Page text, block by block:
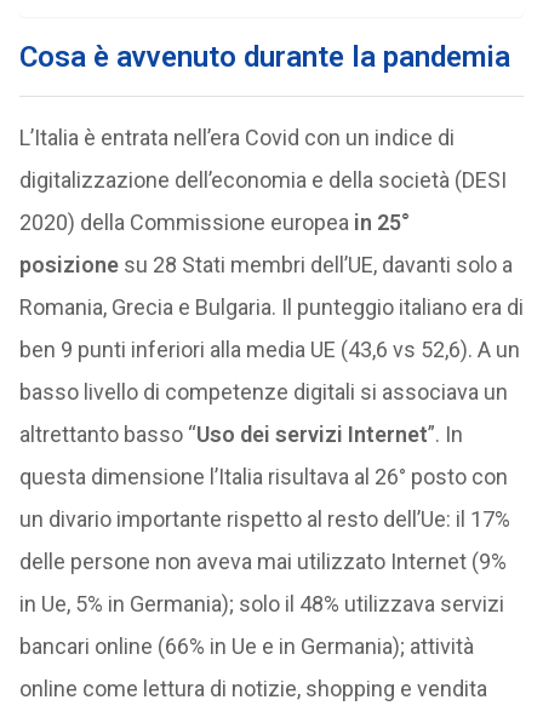
Cosa è avvenuto durante la pandemia
L’Italia è entrata nell’era Covid con un indice di
digitalizzazione dell’economia e della società (DESI
2020) della Commissione europea in 25°
posizionesu 28 Stati membri dell’UE, davanti solo a
Romania, Grecia e Bulgaria. Il punteggio italiano era di
ben 9 punti inferiori alla media UE (43,6 vs 52,6). A un
basso livello di competenze digitali si associava un
altrettanto basso “Uso dei servizi Internet”. In
questa dimensione l’Italia risultava al 26° posto con
un divario importante rispetto al resto dell’Ue: il 17%
delle persone non aveva mai utilizzato Internet (9%
in Ue, 5% in Germania); solo il 48% utilizzava servizi
bancari online (66% in Ue e in Germania); attività
online come lettura di notizie, shopping e vendita